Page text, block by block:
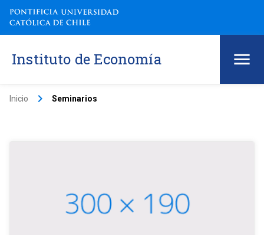
Instituto de Economía
Inicio keyboard_arrow_right Seminarios